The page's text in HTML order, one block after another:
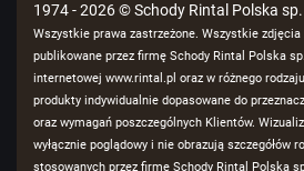
1974 - 2026 © Schody Rintal Polska
Wszystkie prawa zastrzeżone. Wszystkie
publikowane przez firmę Schody Rintal Polska
internetowej www.rintal.pl oraz w różnego
produkty indywidualnie dopasowane do
oraz wymagań poszczególnych Klientów.
wyłącznie poglądowy i nie obrazują szczegółów
stosowanych przez firmę Schody Rintal Polska